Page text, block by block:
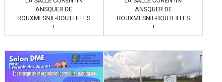
ANSQUER DE
ROUXMESNIL-BOUTEILLES
!
ANSQUER DE
ROUXMESNIL-BOUTEILLES
!